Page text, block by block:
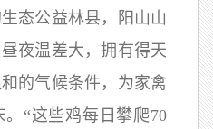
公益林县，阳山山
夜温差大，拥有得天
的气候条件，为家禽
“这些鸡每日攀爬70